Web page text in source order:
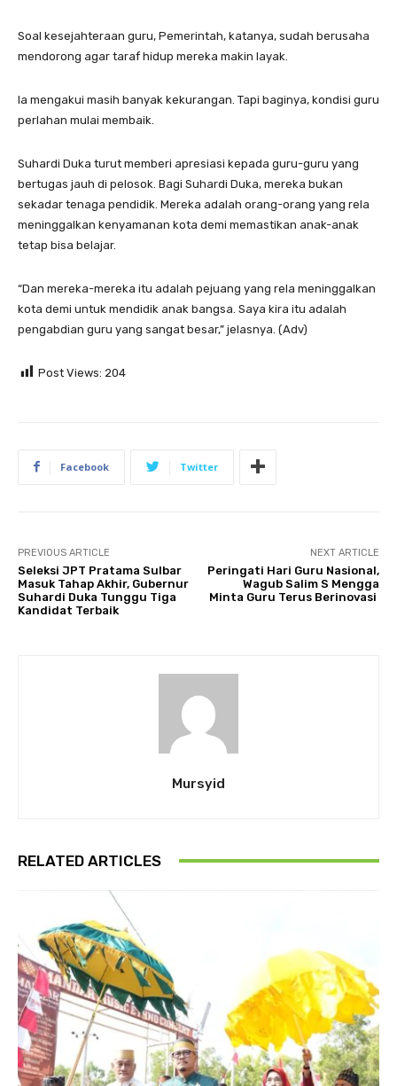
Soal kesejahteraan guru, Pemerintah, katanya, sudah berusaha
mendorong agar taraf hidup mereka makin layak.
Ia mengakui masih banyak kekurangan. Tapi baginya, kondisi guru
perlahan mulai membaik.
Suhardi Duka turut memberi apresiasi kepada guru-guru yang
bertugas jauh di pelosok. Bagi Suhardi Duka, mereka bukan
sekadar tenaga pendidik. Mereka adalah orang-orang yang rela
meninggalkan kenyamanan kota demi memastikan anak-anak
tetap bisa belajar.
“Dan mereka-mereka itu adalah pejuang yang rela meninggalkan
kota demi untuk mendidik anak bangsa. Saya kira itu adalah
pengabdian guru yang sangat besar,” jelasnya. (Adv)
Post Views: 204
Facebook Twitter
PREVIOUS ARTICLE
Seleksi JPT Pratama Sulbar
Masuk Tahap Akhir, Gubernur
Suhardi Duka Tunggu Tiga
Kandidat Terbaik
NEXT ARTICLE
Peringati Hari Guru Nasional,
Wagub Salim S Mengga
Minta Guru Terus Berinovasi
Mursyid
RELATED ARTICLES